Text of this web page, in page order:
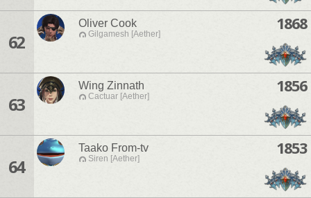
62
Oliver Cook
Gilgamesh [Aether]
1868
63
Wing Zinnath
Cactuar [Aether]
1856
64
Taako From-tv
Siren [Aether]
1853